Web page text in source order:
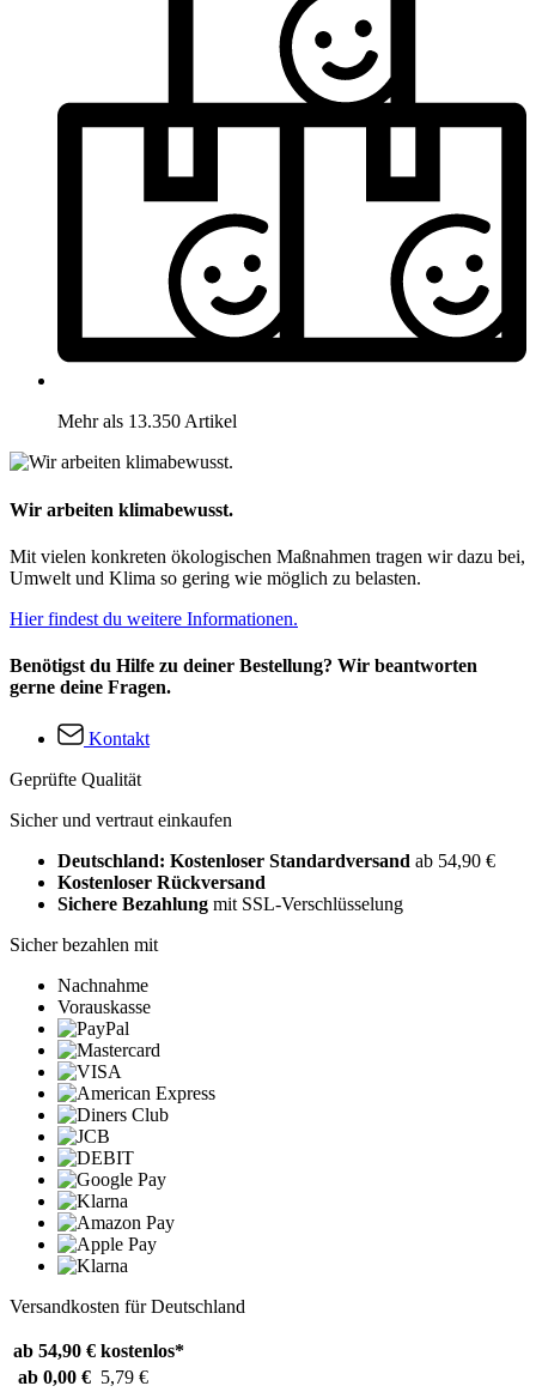
Mehr als 13.350 Artikel
Wir arbeiten klimabewusst.
Mit vielen konkreten ökologischen Maßnahmen tragen wir dazu bei,
Umwelt und Klima so gering wie möglich zu belasten.
Hier findest du weitere Informationen.
Benötigst du Hilfe zu deiner Bestellung? Wir beantworten
gerne deine Fragen.
Kontakt
Geprüfte Qualität
Sicher und vertraut einkaufen
Deutschland: Kostenloser Standardversand ab 54,90 €
Kostenloser Rückversand
Sichere Bezahlung mit SSL-Verschlüsselung
Sicher bezahlen mit
Nachnahme
Vorauskasse
Versandkosten für Deutschland
ab 54,90 € kostenlos*
ab 0,00 € 5,79 €